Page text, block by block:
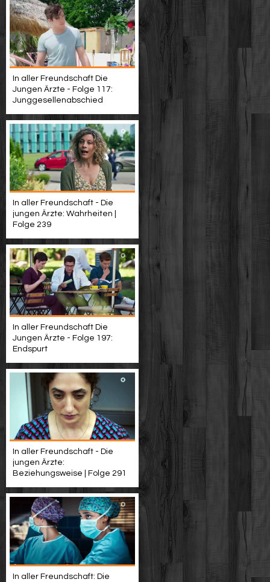
In aller Freundschaft Die
Jungen Ärzte - Folge 117:
Junggesellenabschied
In aller Freundschaft - Die
jungen Ärzte: Wahrheiten |
Folge 239
In aller Freundschaft Die
Jungen Ärzte - Folge 197:
Endspurt
In aller Freundschaft - Die
jungen Ärzte:
Beziehungsweise | Folge 291
In aller Freundschaft: Die